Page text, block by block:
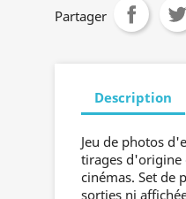
Partager
Description
Jeu de photos
tirages d'origine
cinémas. Set de
sorties ni